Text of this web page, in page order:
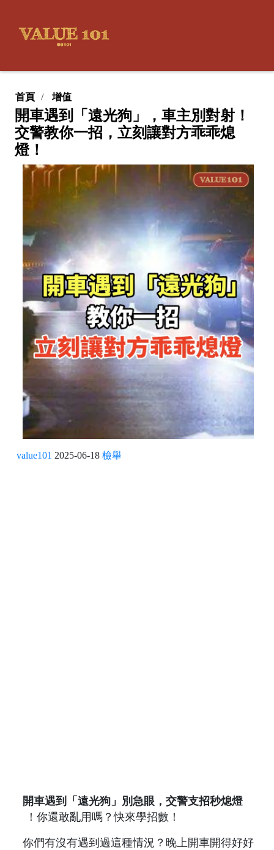
首頁 增值
開車遇到「遠光狗」，車主別對射！
交警教你一招，立刻讓對方乖乖熄
燈！
value101 2025-06-18 檢舉
開車遇到「遠光狗」別急眼，交警支招秒熄燈
！你還敢亂用嗎？快來學招數！
你們有沒有遇到過這種情況？晚上開車開得好好